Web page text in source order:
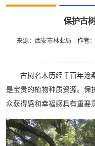
保护古
来源：西安市林业局 作者
古树名木历经千百年沧桑
是宝贵的植物种质资源。保
众获得感和幸福感具有重要